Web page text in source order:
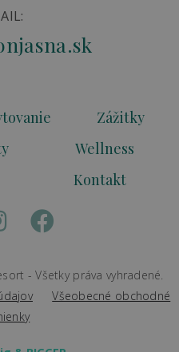
Zážitky
Wellness
Kontakt
- Všetky práva vyhradené.
Všeobecné obchodné